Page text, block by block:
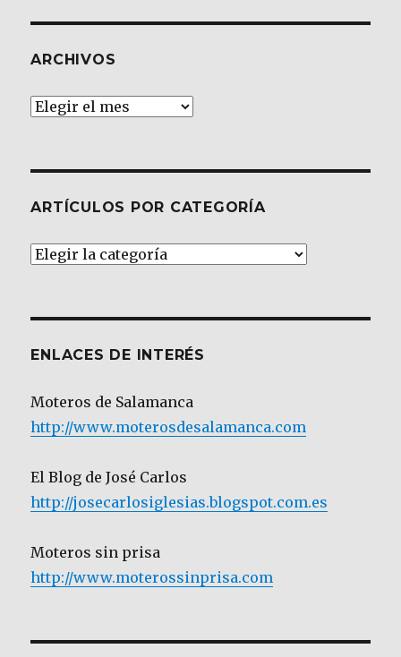
ARCHIVOS
Archivos
ARTÍCULOS POR CATEGORÍA
Artículos
ENLACES DE INTERÉS
Moteros de Salamanca
http://www.moterosdesalamanca.com
El Blog de José Carlos
http://josecarlosiglesias.blogspot.com.es
Moteros sin prisa
http://www.moterossinprisa.com